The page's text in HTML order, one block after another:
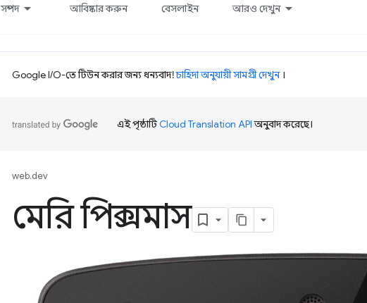
সম্পদ আবিষ্কার করুন বেসলাইন আরও দেখুন
Google I/O-তে টিউন করার জন্য ধন্যবাদ!চাহিদা অনুযায়ী সামগ্রী দেখুন।
এই পৃষ্ঠাটিCloud Translation APIঅনুবাদ করেছে।
web.dev
মেরি পিক্সমাস